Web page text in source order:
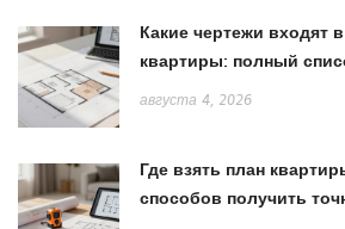
Какие чертежи входят
квартиры: полный
августа 4, 2026
Где взять план
способов получить